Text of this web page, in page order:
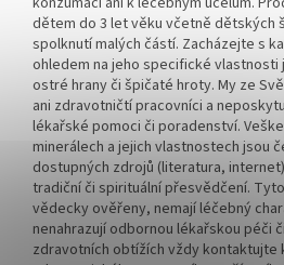
dětem do 3 let věku včetně dětských
spolknutí malých částí. Zacházejte s
ohledem na jeho specifické vlastnosti
ostré hrany či špičaté hroty. My ze
ani zdravotničtí pracovníci a
lékařské pomoci či poradenství.
minerálech a jejich vlastnostech jsou
dostupných zdrojů (literatura,
tradiční či spirituální přesvědčení.
vědecky ověřeny, nemají léčebný
nenahrazují odbornou lékařskou péči
zdravotních obtížích vždy kontaktujte